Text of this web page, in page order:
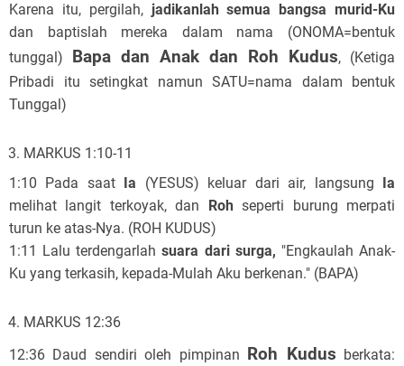
Karena itu, pergilah, jadikanlah semua bangsa murid-Ku
dan baptislah mereka dalam nama (ONOMA=bentuk
tunggal) Bapa dan Anak dan Roh Kudus, (Ketiga
Pribadi itu setingkat namun SATU=nama dalam bentuk
Tunggal)
MARKUS 1:10-11
1:10 Pada saat
Ia (YESUS) keluar dari air, langsung
Ia
melihat langit terkoyak, dan
Rohseperti burung merpati
turun ke atas-Nya. (ROH KUDUS)
1:11 Lalu terdengarlahsuara dari surga, "Engkaulah Anak-
Ku yang terkasih, kepada-Mulah Aku berkenan." (BAPA)
MARKUS 12:36
12:36 Daud sendiri oleh pimpinan Roh Kudus berkata: